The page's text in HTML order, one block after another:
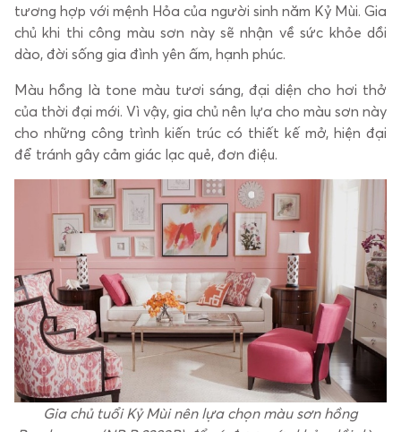
tương hợp với mệnh Hỏa của người sinh năm Kỷ Mùi. Gia
chủ khi thi công màu sơn này sẽ nhận về sức khỏe dồi
dào, đời sống gia đình yên ấm, hạnh phúc.
Màu hồng là tone màu tươi sáng, đại diện cho hơi thở
của thời đại mới. Vì vậy, gia chủ nên lựa cho màu sơn này
cho những công trình kiến trúc có thiết kế mở, hiện đại
để tránh gây cảm giác lạc quẻ, đơn điệu.
Gia chủ tuổi Kỷ Mùi nên lựa chọn màu sơn hồng